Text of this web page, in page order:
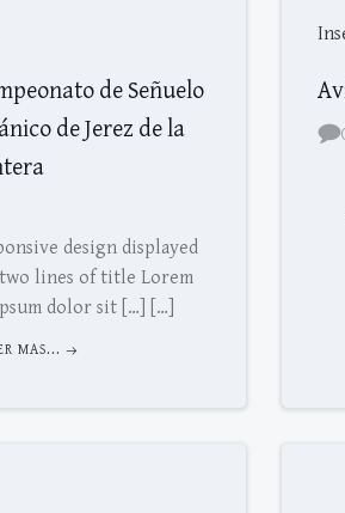
de Señuelo
de Jerez de la
design displayed
lines of title Lorem
dolor sit […] […]
MAS...